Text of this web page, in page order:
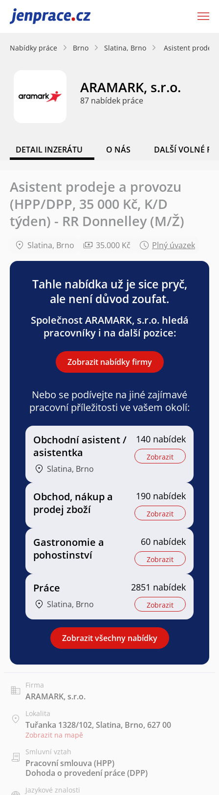
JenPráce.cz
Nabídky práce Brno Slatina, Brno Asistent prodeje
ARAMARK, s.r.o.
87 nabídek práce
DETAIL INZERÁTU O NÁS DALŠÍ VOLNÉ
Asistent prodeje a provozu
(HPP/DPP, 35 000 Kč, K/D
týden) - RR Donnelley (M/Ž)
Slatina, Brno 35.000 Kč Plný úvazek
Tahle nabídka už je sice pryč,
ale není důvod zoufat.
Společnost ARAMARK, s.r.o. hledá
pracovníky i na další pozice:
Zobrazit nabídky firmy
Nebo se podívejte na jiné zajímavé
pracovní příležitosti ve vašem okolí:
Obchodní asistent /
asistentka
Slatina, Brno
140 nabídek
Zobrazit
Obchod, nákup a
prodej zboží
190 nabídek
Zobrazit
Gastronomie a
pohostinství
60 nabídek
Zobrazit
Práce
Slatina, Brno
2851 nabídek
Zobrazit
Zobrazit všechny nabídky
Firma
ARAMARK, s.r.o.
Lokalita
Tuřanka 1328/102, Slatina, Brno, 627 00
Zobrazit na mapě
Smluvní vztah
Pracovní smlouva (HPP)
Dohoda o provedení práce (DPP)
Jazykové znalosti